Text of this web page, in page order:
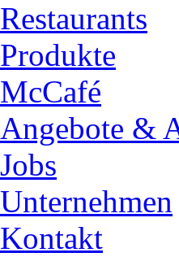
Restaurants
Produkte
McCafé
Angebote &
Jobs
Unternehmen
Kontakt